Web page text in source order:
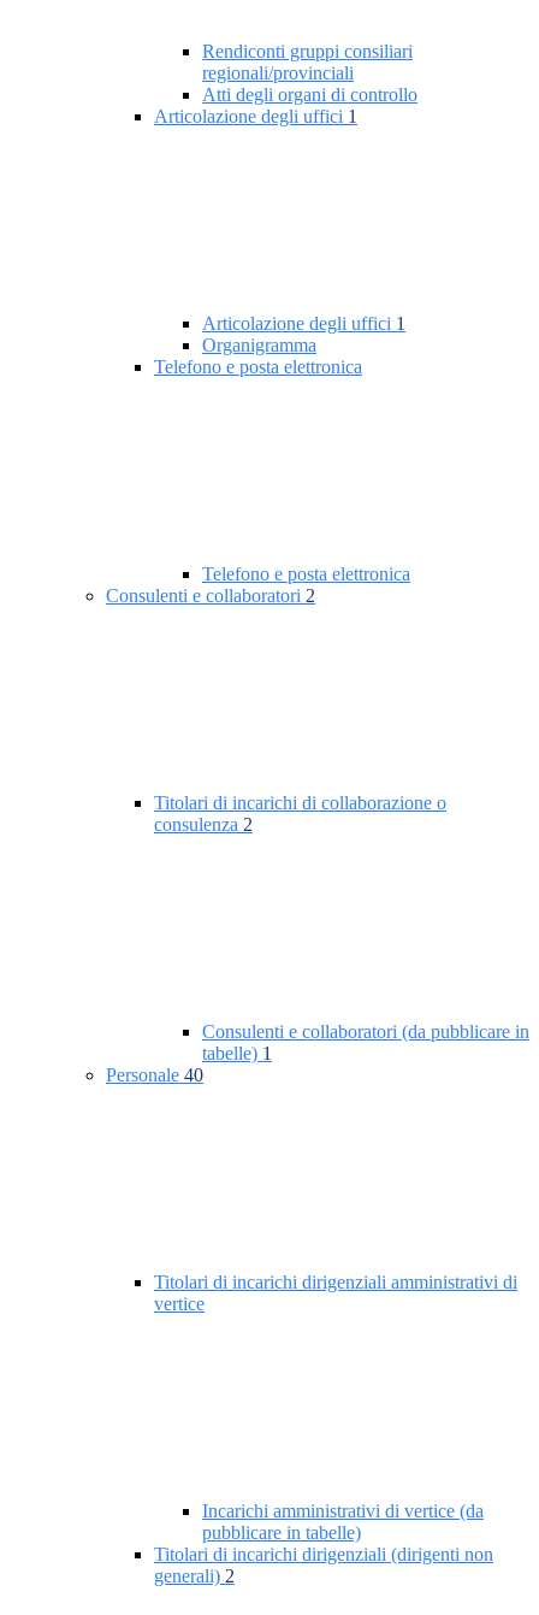
Rendiconti gruppi consiliari
regionali/provinciali
Atti degli organi di controllo
Articolazione degli uffici 1
Articolazione degli uffici 1
Organigramma
Telefono e posta elettronica
Telefono e posta elettronica
Consulenti e collaboratori 2
Titolari di incarichi di collaborazione o
consulenza 2
Consulenti e collaboratori (da pubblicare in
tabelle) 1
Personale 40
Titolari di incarichi dirigenziali amministrativi di
vertice
Incarichi amministrativi di vertice (da
pubblicare in tabelle)
Titolari di incarichi dirigenziali (dirigenti non
generali) 2